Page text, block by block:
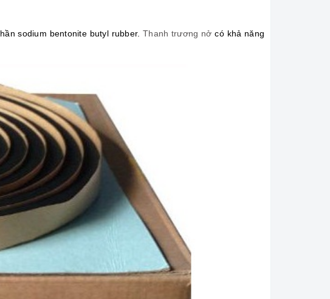
sodium bentonite butyl rubber.Thanh trương nở có khả năng